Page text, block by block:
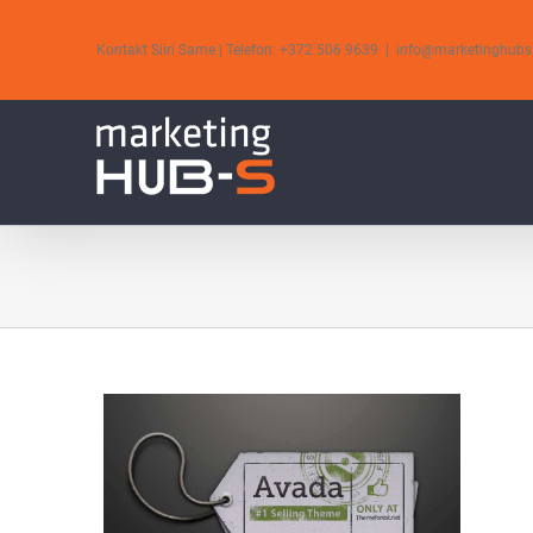
Kontakt Siiri Same | Telefon: +372 506 9639